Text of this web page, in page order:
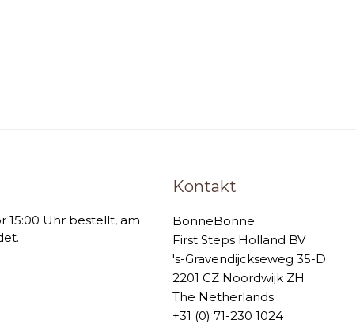
15:00 Uhr bestellt, am
Kontakt
BonneBonne
First Steps Holland BV
's-Gravendijckseweg 35-D
2201 CZ Noordwijk ZH
The Netherlands
+31 (0) 71-230 1024